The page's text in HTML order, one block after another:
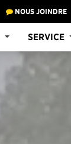
NOUS JOINDRE
SERVICE